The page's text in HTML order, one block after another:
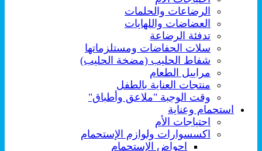
الرضاعات والحلمات
العضاضات واللهايات
تدفئة الرضاعة
سلات الحفاضات ومستلزماتها
شفاط الحليب (مضخة الحليب)
مراييل الطعام
منتجات العناية بالطفل
وقت الوجبة "ملاعق وأطباق"
استحمام وعناية
احتياجات الأم
اكسسوارات ولوازم الإستحمام
احواض الإستحمام